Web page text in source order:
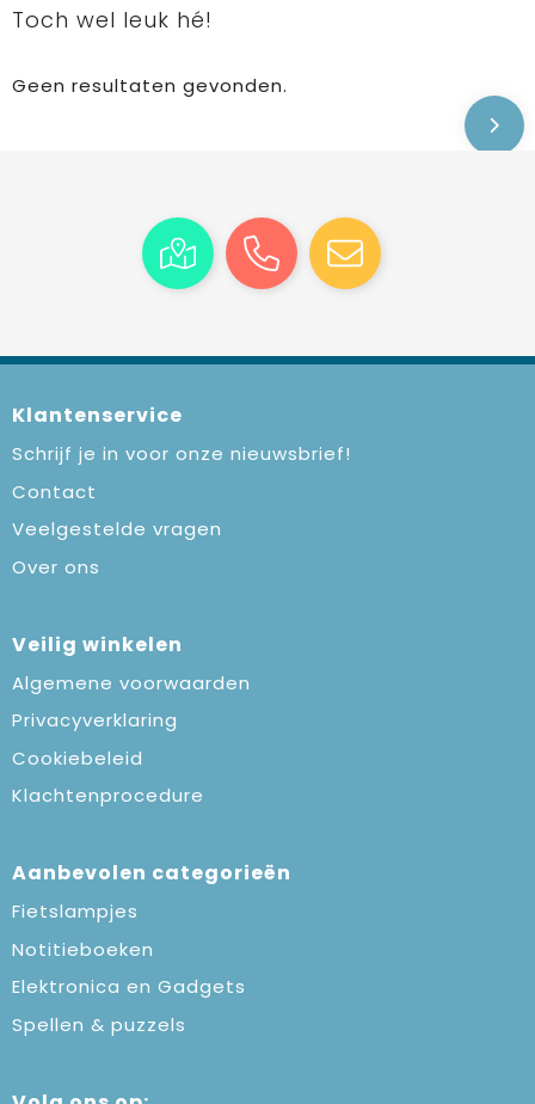
Toch wel leuk hé!
Geen resultaten gevonden.
Klantenservice
Schrijf je in voor onze nieuwsbrief!
Contact
Veelgestelde vragen
Over ons
Veilig winkelen
Algemene voorwaarden
Privacyverklaring
Cookiebeleid
Klachtenprocedure
Aanbevolen categorieën
Fietslampjes
Notitieboeken
Elektronica en Gadgets
Spellen & puzzels